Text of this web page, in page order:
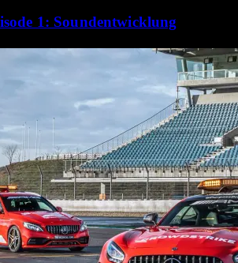
1: Soundentwicklung